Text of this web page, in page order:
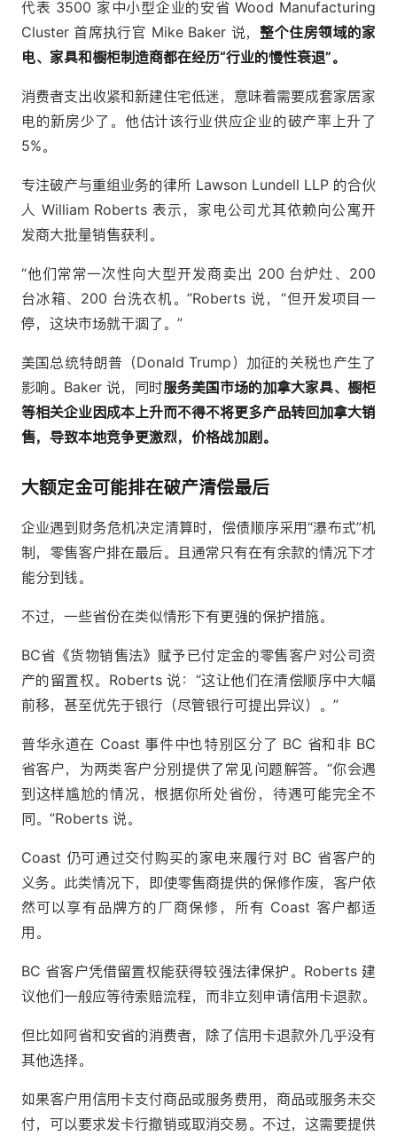
代表 3500 家中小型企业的安省 Wood Manufacturing
Cluster 首席执行官 Mike Baker 说，整个住房领域的家
电、家具和橱柜制造商都在经历“行业的慢性衰退”。
消费者支出收紧和新建住宅低迷，意味着需要成套家居家
电的新房少了。他估计该行业供应企业的破产率上升了
5%。
专注破产与重组业务的律所 Lawson Lundell LLP 的合伙
人 William Roberts 表示，家电公司尤其依赖向公寓开
发商大批量销售获利。
“他们常常一次性向大型开发商卖出 200 台炉灶、200
台冰箱、200 台洗衣机。”Roberts 说，“但开发项目一
停，这块市场就干涸了。”
美国总统特朗普（Donald Trump）加征的关税也产生了
影响。Baker 说，同时服务美国市场的加拿大家具、橱柜
等相关企业因成本上升而不得不将更多产品转回加拿大销
售，导致本地竞争更激烈，价格战加剧。
大额定金可能排在破产清偿最后
企业遇到财务危机决定清算时，偿债顺序采用“瀑布式”机
制，零售客户排在最后。且通常只有在有余款的情况下才
能分到钱。
不过，一些省份在类似情形下有更强的保护措施。
BC省《货物销售法》赋予已付定金的零售客户对公司资
产的留置权。Roberts 说：“这让他们在清偿顺序中大幅
前移，甚至优先于银行（尽管银行可提出异议）。”
普华永道在 Coast 事件中也特别区分了 BC 省和非 BC
省客户，为两类客户分别提供了常见问题解答。“你会遇
到这样尴尬的情况，根据你所处省份，待遇可能完全不
同。”Roberts 说。
Coast 仍可通过交付购买的家电来履行对 BC 省客户的
义务。此类情况下，即使零售商提供的保修作废，客户依
然可以享有品牌方的厂商保修，所有 Coast 客户都适
用。
BC 省客户凭借留置权能获得较强法律保护。Roberts 建
议他们一般应等待索赔流程，而非立刻申请信用卡退款。
但比如阿省和安省的消费者，除了信用卡退款外几乎没有
其他选择。
如果客户用信用卡支付商品或服务费用，商品或服务未交
付，可以要求发卡行撤销或取消交易。不过，这需要提供